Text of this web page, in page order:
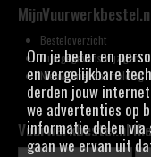
Besteloverzicht
Mijn gegevens wijzigen
Nieuwsbrief aanmelding
Vuurwerkbestel.nl
Om je beter en
en vergelijkbare
derden jouw
we advertenties op
informatie delen via
gaan we ervan uit